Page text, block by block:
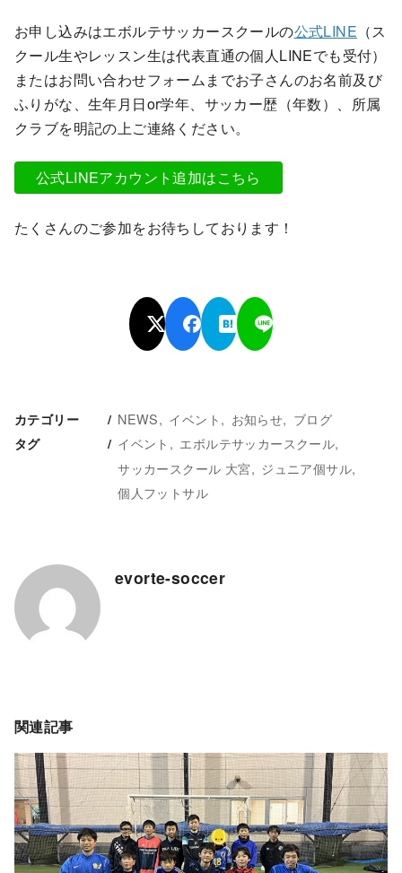
お申し込みはエボルテサッカースクールの公式LINE （ス
クール生やレッスン生は代表直通の個人LINEでも受付）
またはお問い合わせフォームまでお子さんのお名前及び
ふりがな、生年月日or学年、サッカー歴（年数）、所属
クラブを明記の上ご連絡ください。
公式LINEアカウント追加はこちら
たくさんのご参加をお待ちしております！
カテゴリー NEWS イベント お知らせ ブログ
タグ イベント
エボルテサッカースクール
サッカースクール 大宮
ジュニア個サル
個人フットサル
evorte-soccer
関連記事